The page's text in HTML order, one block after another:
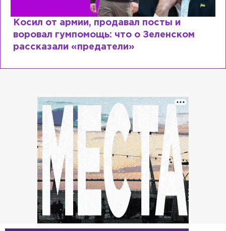
Косил от армии, продавал посты и
воровал гумпомощь: что о Зеленском
рассказали «предатели»